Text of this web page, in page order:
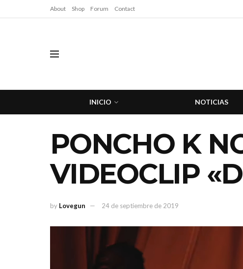
About Shop Forum Contact
INICIO NOTICIAS
PONCHO K
VIDEOCLIP
by Lovegun 24 de septiembre de 2019